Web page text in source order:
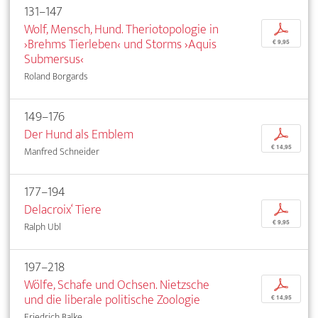
131–147
Wolf, Mensch, Hund. Theriotopologie in
›Brehms Tierleben‹ und Storms ›Aquis
Submersus‹
Roland Borgards
p
€ 9,95
149–176
Der Hund als Emblem
Manfred Schneider
p
€ 14,95
177–194
Delacroix‘ Tiere
Ralph Ubl
p
€ 9,95
197–218
Wölfe, Schafe und Ochsen. Nietzsche
und die liberale politische Zoologie
p
€ 14,95